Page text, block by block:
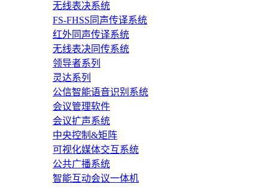
无线表决系统
FS-FHSS同声传译系统
红外同声传译系统
无线表决同传系统
领导者系列
灵达系列
公信智能语音识别系统
会议管理软件
会议扩声系统
中央控制&矩阵
可视化媒体交互系统
公共广播系统
智能互动会议一体机